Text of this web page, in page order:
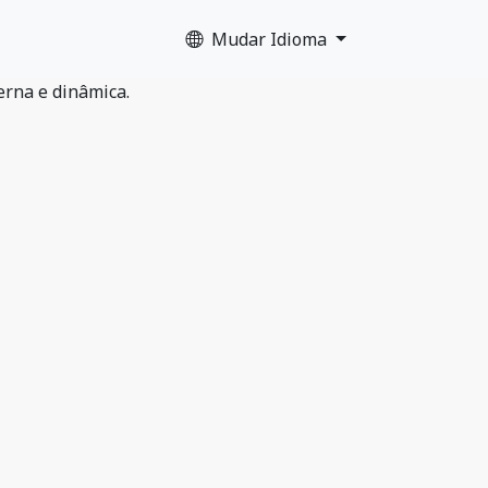
Mudar Idioma